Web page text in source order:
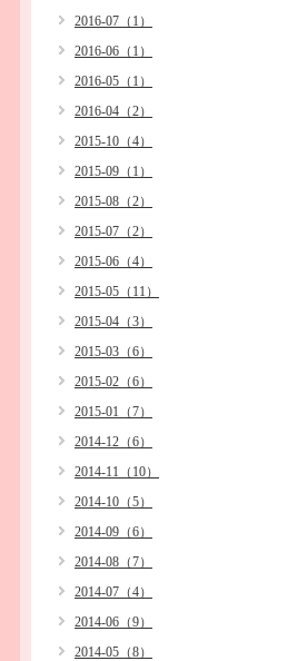
2016-07（1）
2016-06（1）
2016-05（1）
2016-04（2）
2015-10（4）
2015-09（1）
2015-08（2）
2015-07（2）
2015-06（4）
2015-05（11）
2015-04（3）
2015-03（6）
2015-02（6）
2015-01（7）
2014-12（6）
2014-11（10）
2014-10（5）
2014-09（6）
2014-08（7）
2014-07（4）
2014-06（9）
2014-05（8）